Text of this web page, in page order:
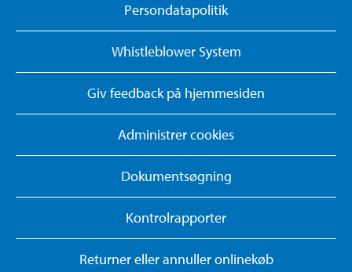
Persondatapolitik
Whistleblower System
Giv feedback på hjemmesiden
Administrer cookies
Dokumentsøgning
Kontrolrapporter
Returner eller annuller onlinekøb